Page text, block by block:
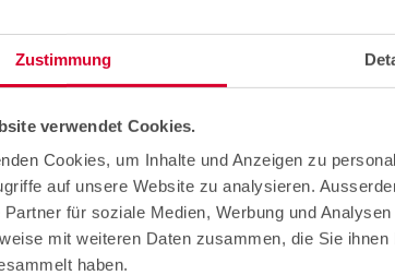
Zustimmung
verwendet Cookies.
Cookies, um Inhalte und Anzeigen zu
auf unsere Website zu analysieren.
Partner für soziale Medien, Werbung und
mit weiteren Daten zusammen, die Sie
haben.
électriques dans les télécommunications.
premiers secours (formation de base) - Cours de
dans les chambres.